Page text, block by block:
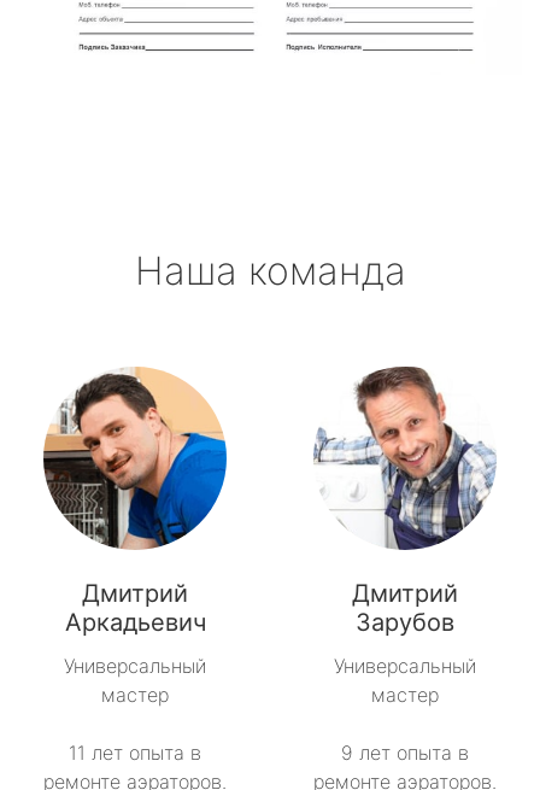
Наша команда
Дмитрий
Аркадьевич
Универсальный
мастер
11 лет опыта в
ремонте аэраторов.
Дмитрий
Зарубов
Универсальный
мастер
9 лет опыта в
ремонте аэраторов.